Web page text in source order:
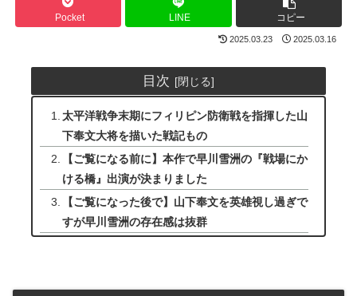
Pocket LINE コピー
2025.03.23 2025.03.16
目次
太平洋戦争末期にフィリピン防衛戦を指揮した山
下奉文大将を描いた戦記もの
【ご覧になる前に】本作で早川雪洲の『戦場にか
ける橋』出演が決まりました
【ご覧になった後で】山下奉文を英雄視し過ぎで
すが早川雪洲の存在感は抜群